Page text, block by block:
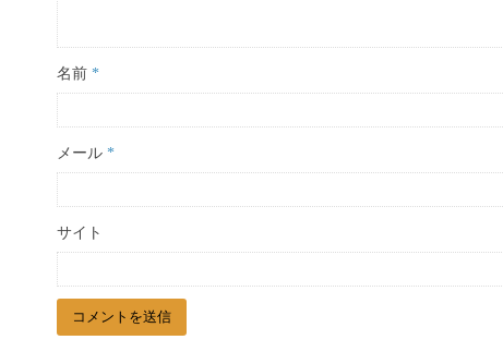
名前 *
メール *
サイト